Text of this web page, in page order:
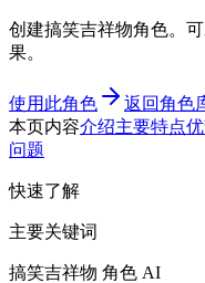
创建搞笑吉祥物角色。
果。
使用此角色
返回角色
本页内容介绍主要特点
问题
快速了解
主要关键词
搞笑吉祥物 角色 AI